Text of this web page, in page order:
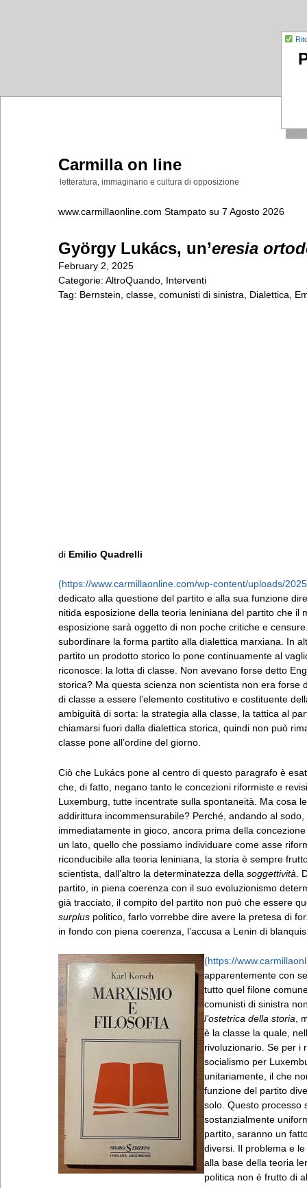
Carmilla on line
letteratura, immaginario e cultura di opposizione
www.carmillaonline.com Stampato su 7 Agosto 2026
György Lukács, un’eresia
February 2, 2025
Categorie: AltroQuando, Interventi
Tag: Bernstein, classe, comunisti di sinistra, Dialettica,
di Emilio Quadrelli
dedicato alla questione del partito e alla sua funzione
nitida esposizione della teoria leniniana del partito che
esposizione sarà oggetto di non poche critiche e
subordinare la forma partito alla dialettica marxiana. In
partito un prodotto storico lo pone continuamente al
riconosce: la lotta di classe. Non avevano forse detto
storica? Ma questa scienza non scientista non era
di classe a essere l’elemento costitutivo e costituente
ambiguità di sorta: la strategia alla classe, la tattica al
chiamarsi fuori dalla dialettica storica, quindi non può
classe pone all’ordine del giorno.
Ciò che Lukács pone al centro di questo paragrafo è
che, di fatto, negano tanto le concezioni riformiste e
Luxemburg, tutte incentrate sulla spontaneità. Ma cosa
addirittura incommensurabile? Perché, andando al
immediatamente in gioco, ancora prima della
un lato, quello che possiamo individuare come asse
riconducibile alla teoria leniniana, la storia è sempre
scientista, dall’altro la determinatezza della soggettività .
partito, in piena coerenza con il suo evoluzionismo
già tracciato, il compito del partito non può che essere
surplus politico, farlo vorrebbe dire avere la pretesa di
in fondo con piena coerenza, l’accusa a Lenin di
apparentemente con
tutto quel filone
comunisti di sinistra
l’ostetrica della storia ,
è la classe la quale,
rivoluzionario. Se per i
socialismo per
unitariamente, il che
funzione del partito
solo. Questo processo
sostanzialmente
partito, saranno un
diversi. Il problema e
alla base della teoria
politica non è frutto di